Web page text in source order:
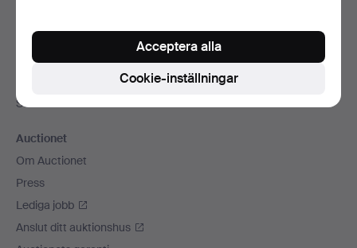
Alla auktionshus
Betalningsalternativ
Sociala medier
Auctionet
Om Auctionet
Press
Lediga jobb
Anslut ditt auktionshus
Cookie-inställningar
Acceptera alla